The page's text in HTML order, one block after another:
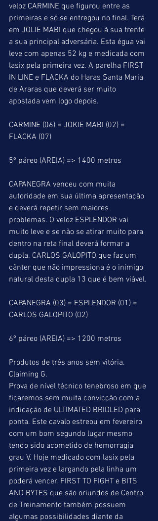
veloz CARMINE que figurou entre as
primeiras e só se entregou no final. Terá
em JOLIE MABI que chegou à sua frente
a sua principal adversária. Esta égua vai
leve com apenas 52 kg e medicada com
lasix pela primeira vez. A parelha FIRST
IN LINE e FLACKA do Haras Santa Maria
de Araras que deverá ser muito
apostada vem logo depois.
CARMINE (06) = JOKIE MABI (02) =
FLACKA (07)
5º páreo (AREIA) => 1400 metros
CAPANEGRA venceu com muita
autoridade em sua última apresentação
e deverá repetir sem maiores
problemas. O veloz ESPLENDOR vai
muito leve e se não se atirar muito para
dentro na reta final deverá formar a
dupla. CARLOS GALOPITO que faz um
cânter que não impressiona é o inimigo
natural desta dupla 13 que é bem viável.
CAPANEGRA (03) = ESPLENDOR (01) =
CARLOS GALOPITO (02)
6º páreo (AREIA) => 1200 metros
Produtos de três anos sem vitória.
Claiming G.
Prova de nível técnico tenebroso em que
ficaremos sem muita convicção com a
indicação de ULTIMATED BRIDLED para
ponta. Este cavalo estreou em fevereiro
com um bom segundo lugar mesmo
tendo sido acometido de hemorragia
grau V. Hoje medicado com lasix pela
primeira vez e largando pela linha um
poderá vencer. FIRST TO FIGHT e BITS
AND BYTES que são oriundos de Centro
de Treinamento também possuem
algumas possibilidades diante da